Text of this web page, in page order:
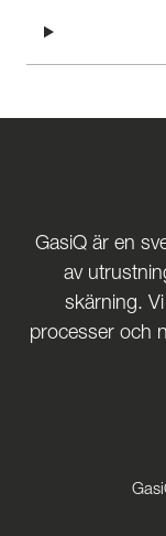
GasiQ är en
av
skärning.
processer och